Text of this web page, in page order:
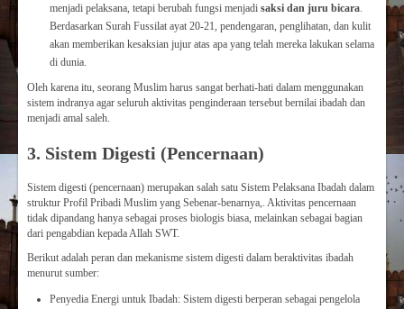
menjadi pelaksana, tetapi berubah fungsi menjadi saksi dan juru bicara.
Berdasarkan Surah Fussilat ayat 20-21, pendengaran, penglihatan, dan kulit
akan memberikan kesaksian jujur atas apa yang telah mereka lakukan selama
di dunia.
Oleh karena itu, seorang Muslim harus sangat berhati-hati dalam menggunakan
sistem indranya agar seluruh aktivitas penginderaan tersebut bernilai ibadah dan
menjadi amal saleh.
3. Sistem Digesti (Pencernaan)
Sistem digesti (pencernaan) merupakan salah satu Sistem Pelaksana Ibadah dalam
struktur Profil Pribadi Muslim yang Sebenar-benarnya,. Aktivitas pencernaan
tidak dipandang hanya sebagai proses biologis biasa, melainkan sebagai bagian
dari pengabdian kepada Allah SWT.
Berikut adalah peran dan mekanisme sistem digesti dalam beraktivitas ibadah
menurut sumber:
Penyedia Energi untuk Ibadah: Sistem digesti berperan sebagai pengelola